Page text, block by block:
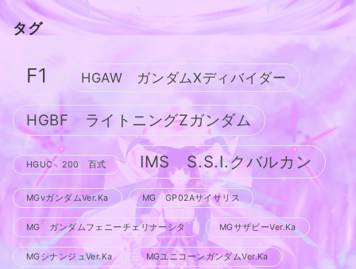
タグ
F1 HGAW ガンダムXディバイダー
HGBF ライトニングZガンダム
HGUC 200 百式 IMS S.S.I.クバルカン
MGνガンダムVer.Ka MG GP02Aサイサリス
MG ガンダムフェニーチェリナーシタ MGサザビーVer.Ka
MGシナンジュVer.Ka MGユニコーンガンダムVer.Ka